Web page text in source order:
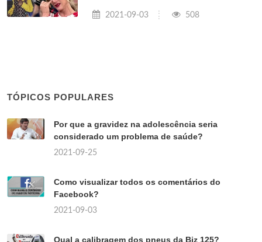
2021-09-03 508
TÓPICOS POPULARES
Por que a gravidez na adolescência seria
considerado um problema de saúde?
2021-09-25
Como visualizar todos os comentários do
Facebook?
2021-09-03
Qual a calibragem dos pneus da Biz 125?